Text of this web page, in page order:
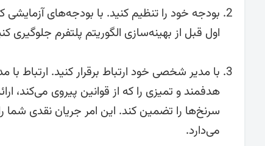
بودجه خود را تنظیم کنید. با بودجه‌های
اول قبل از بهینه‌سازی الگوریتم پلتفرم جلوگیری
هدفمند و تمیزی را که از قوانین پیروی می‌کند،
سرنخ‌ها را تضمین کند. این امر جریان نقدی شما
می‌دارد.